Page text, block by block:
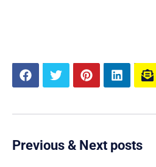
Previous & Next posts